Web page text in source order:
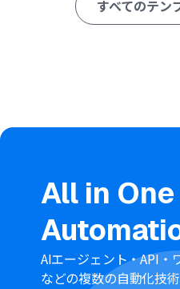
■このワークフローのカスタム
チャンネルIDやメッセー
■注意事項
Googleフォーム、Slack
ださい。
トリガーは5分、10分、
間隔を選択できます。プ
なりますので、ご注意く
Googleフォームをトリガ
すべてのテン
All in One
AIエージェント・API・
などの複数の自動化技